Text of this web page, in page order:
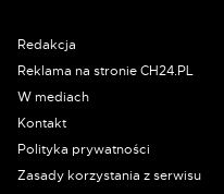
Redakcja
Reklama na stronie CH24.PL
W mediach
Kontakt
Polityka prywatności
Zasady korzystania z serwisu